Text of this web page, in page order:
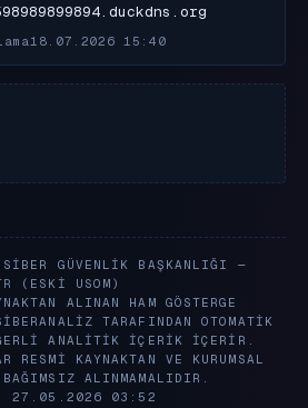
18.07.2026 15:40
GÜVENLIK BAŞKANLIĞI —
(ESKI USOM)
ALINAN HAM GÖSTERGE
TARAFINDAN OTOMATIK
ANALITIK IÇERIK IÇERIR.
RESMI KAYNAKTAN VE KURUMSAL
ALINMAMALIDIR.
27.05.2026 03:52